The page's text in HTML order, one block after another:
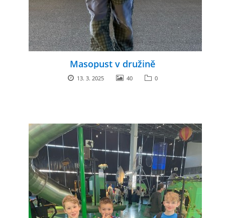
Masopust v družině
13. 3. 2025 40 0